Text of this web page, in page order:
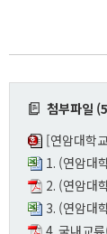
첨부파일
[연암대학
1. (연암대
2. (연암대
3. (연암대
4. 국내교